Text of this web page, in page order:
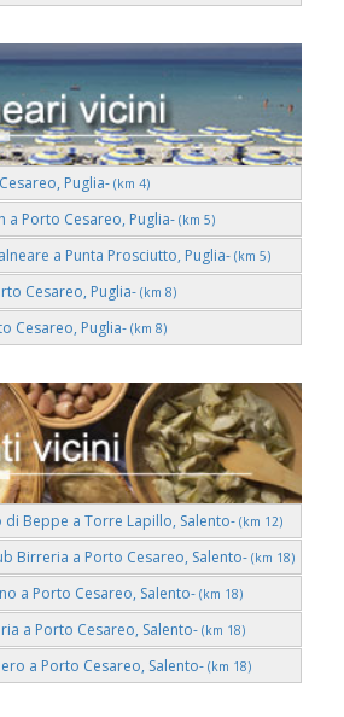
Puglia- (km 4)
a Porto Cesareo, Puglia- (km 5)
a Punta Prosciutto, Puglia- (km 5)
Cesareo, Puglia- (km 8)
Cesareo, Puglia- (km 8)
Beppe a Torre Lapillo, Salento- (km 12)
Birreria a Porto Cesareo, Salento- (km 18)
a Porto Cesareo, Salento- (km 18)
a Porto Cesareo, Salento- (km 18)
a Porto Cesareo, Salento- (km 18)